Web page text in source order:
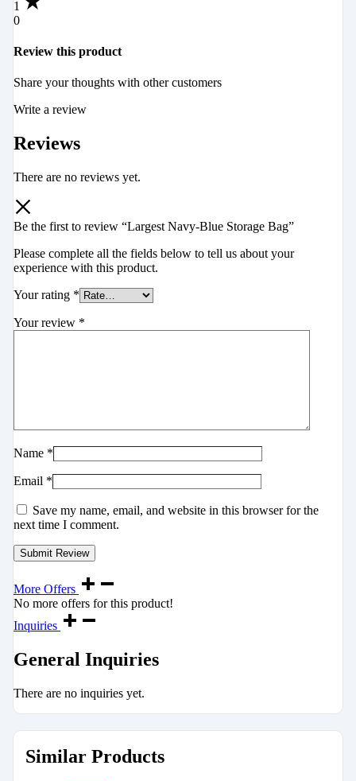
1
0
Review this product
Share your thoughts with other customers
Write a review
Reviews
There are no reviews yet.
Be the first to review “Largest Navy-Blue Storage Bag”
Please complete all the fields below to tell us about your
experience with this product.
Your rating *
Your review *
Name *
Email *
Save my name, email, and website in this browser for the
next time I comment.
More Offers
No more offers for this product!
Inquiries
General Inquiries
There are no inquiries yet.
Similar Products